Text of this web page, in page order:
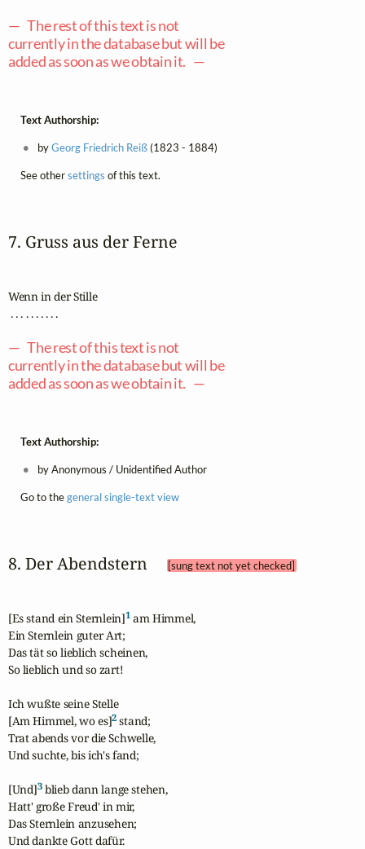
— The rest of this text is not
currently in the database but will be
added as soon as we obtain it. —
Text Authorship:
byGeorg Friedrich Reiß(1823 - 1884)
See othersettings of this text.
7. Gruss aus der Ferne
Wenn in der Stille
. . . . . . . . . .
— The rest of this text is not
currently in the database but will be
added as soon as we obtain it. —
Text Authorship:
by Anonymous / Unidentified Author
Go to thegeneral single-text view
8. Der Abendstern [sung text not yet checked]
[Es stand ein Sternlein]1 am Himmel,
Ein Sternlein guter Art;
Das tät so lieblich scheinen,
So lieblich und so zart!
Ich wußte seine Stelle
[Am Himmel, wo es]2 stand;
Trat abends vor die Schwelle,
Und suchte, bis ich's fand;
[Und]3 blieb dann lange stehen,
Hatt' große Freud' in mir,
Das Sternlein anzusehen;
Und dankte Gott dafür.